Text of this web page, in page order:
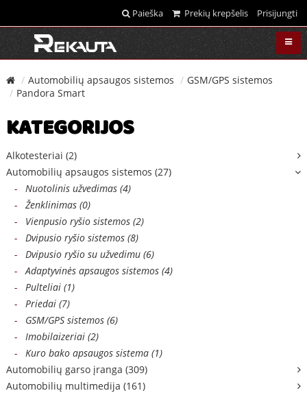
Paieška Prekių krepšelis Prisijungti
Automobilių apsaugos sistemos
GSM/GPS sistemos
Pandora Smart
KATEGORIJOS
Alkotesteriai (2)
Automobilių apsaugos sistemos (27)
- Nuotolinis užvedimas (4)
- Ženklinimas (0)
- Vienpusio ryšio sistemos (2)
- Dvipusio ryšio sistemos (8)
- Dvipusio ryšio su užvedimu (6)
- Adaptyvinės apsaugos sistemos (4)
- Pulteliai (1)
- Priedai (7)
- GSM/GPS sistemos (6)
- Imobilaizeriai (2)
- Kuro bako apsaugos sistema (1)
Automobilių garso įranga (309)
Automobilių multimedija (161)